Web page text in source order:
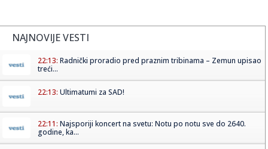
NAJNOVIJE VESTI
22:13: Radnički proradio pred praznim tribinama – Zemun upisao
treći...
22:13: Ultimatumi za SAD!
22:11: Najsporiji koncert na svetu: Notu po notu sve do 2640.
godine, ka...